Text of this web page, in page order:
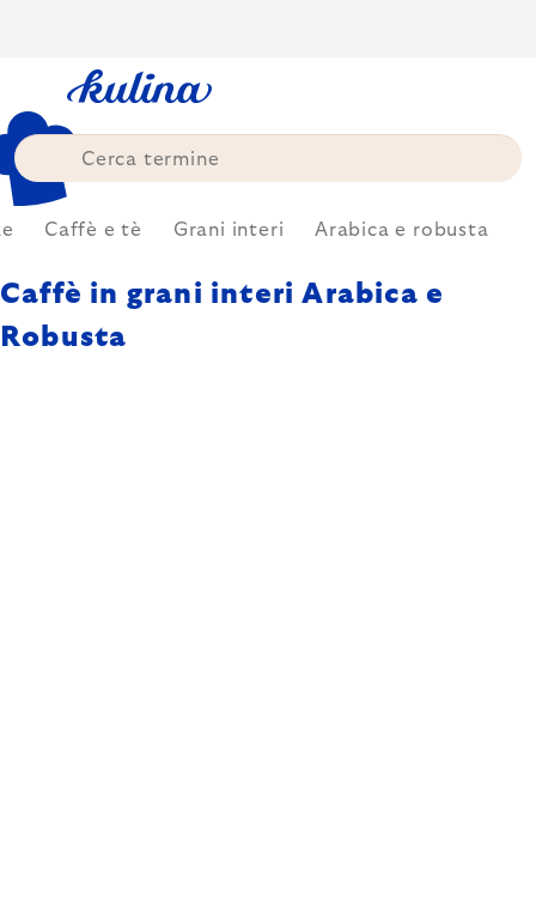
Caffè e tè Grani interi Arabica e robusta
Caffè in grani interi Arabica e
Robusta